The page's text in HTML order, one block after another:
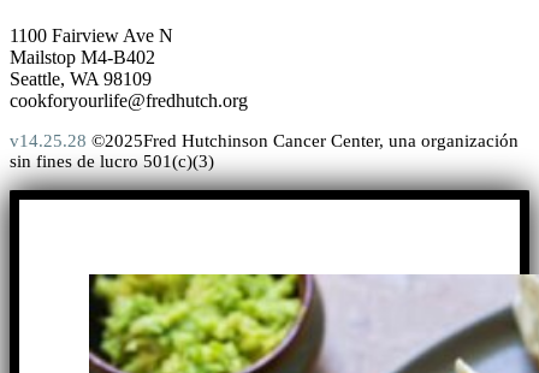
1100 Fairview Ave N
Mailstop M4-B402
Seattle, WA 98109
cookforyourlife@fredhutch.org
v14.25.28 ©2025Fred Hutchinson Cancer Center, una organización
sin fines de lucro 501(c)(3)